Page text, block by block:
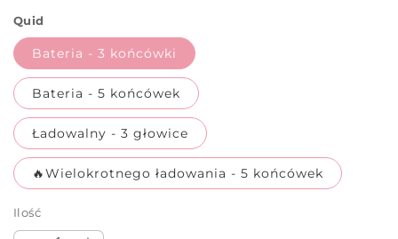
regularna
sprzedaży
Quid
Bateria - 3 końcówki
Bateria - 5 końcówek
Ładowalny - 3 głowice
🔥Wielokrotnego ładowania - 5 końcówek
Ilość